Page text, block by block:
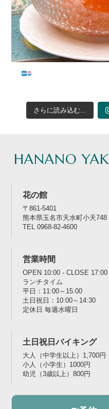
さらに読み込む...
HANANO
花の館
〒861-5401
熊本県玉名市天水町小天748
TEL 0968-82-4600
営業時間
OPEN 10:00 - CLOSE 17:00
ランチタイム
平日：11:00～15:00
土日祝日：10:00～14:30
定休日 毎週水曜日
土日祝日バイキング
大人（中学生以上）1,700円
小人（小学生）1000円
幼児（3歳以上）800円